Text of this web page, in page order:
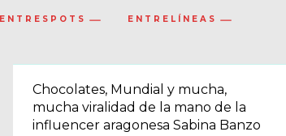
ENTRESPOTS ENTRELÍNEAS
Chocolates, Mundial y mucha,
mucha viralidad de la mano de la
influencer aragonesa Sabina Banzo